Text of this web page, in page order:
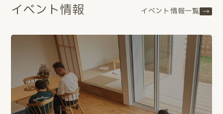
イベント情報 イベント情報一覧